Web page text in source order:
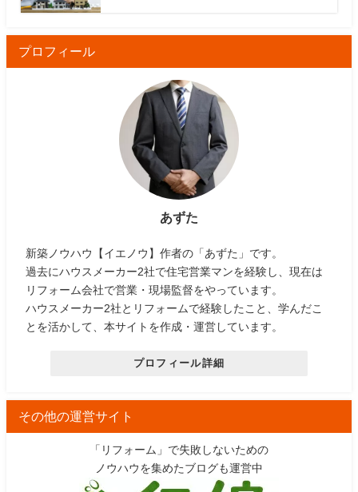
プロフィール
あずた
新築ノウハウ【イエノウ】作者の「あずた」です。
過去にハウスメーカー2社で住宅営業マンを経験し、現在は
リフォーム会社で営業・現場監督をやっています。
ハウスメーカー2社とリフォームで経験したこと、学んだこ
とを活かして、本サイトを作成・運営しています。
プロフィール詳細
その他の運営サイト
「リフォーム」で失敗しないための
ノウハウを集めたブログも運営中